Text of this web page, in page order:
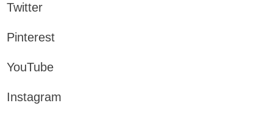
Twitter
Pinterest
YouTube
Instagram